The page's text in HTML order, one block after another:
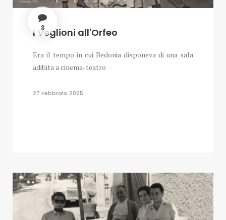
8
I Veglioni all'Orfeo
Era il tempo in cui Bedonia disponeva di una sala
adibita a cinema-teatro
27 Febbraio 2025